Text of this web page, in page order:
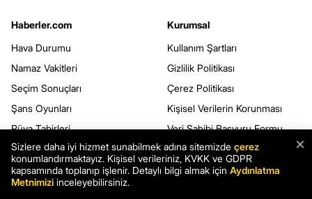
Haberler.com
Hava Durumu
Namaz Vakitleri
Seçim Sonuçları
Şans Oyunları
Rüya Tabirleri
Yemek Tarifleri
Kurumsal
Kullanım Şartları
Gizlilik Politikası
Çerez Politikası
Kişisel Verilerin Korunması
Veri Sahibi Başvuru Formu
Webmaster
Mobil Uygulamalar
×
Sizlere daha iyi hizmet sunabilmek adına sitemizde çerez
konumlandırmaktayız. Kişisel verileriniz, KVKK ve GDPR
kapsamında toplanıp işlenir. Detaylı bilgi almak için Aydınlatma
Metnimizi inceleyebilirsiniz.